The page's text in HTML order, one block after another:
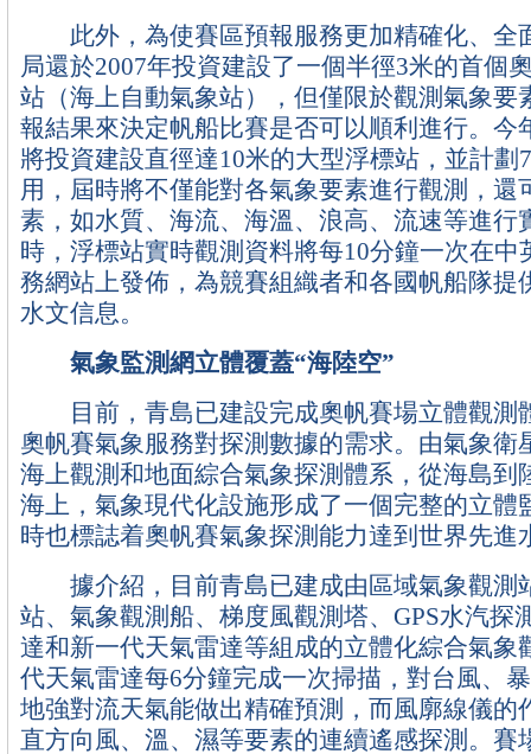
此外，為使賽區預報服務更加精確化、全
局還於2007年投資建設了一個半徑3米的首個
站（海上自動氣象站），但僅限於觀測氣象要
報結果來決定帆船比賽是否可以順利進行。今
將投資建設直徑達10米的大型浮標站，並計劃
用，屆時將不僅能對各氣象要素進行觀測，還
素，如水質、海流、海溫、浪高、流速等進行
時，浮標站實時觀測資料將每10分鐘一次在中
務網站上發佈，為競賽組織者和各國帆船隊提
水文信息。
氣象監測網立體覆蓋“海陸空”
目前，青島已建設完成奧帆賽場立體觀測
奧帆賽氣象服務對探測數據的需求。由氣象衛
海上觀測和地面綜合氣象探測體系，從海島到
海上，氣象現代化設施形成了一個完整的立體
時也標誌着奧帆賽氣象探測能力達到世界先進
據介紹，目前青島已建成由區域氣象觀測
站、氣象觀測船、梯度風觀測塔、GPS水汽探
達和新一代天氣雷達等組成的立體化綜合氣象
代天氣雷達每6分鐘完成一次掃描，對台風、
地強對流天氣能做出精確預測，而風廓線儀的
直方向風、溫、濕等要素的連續遙感探測。賽